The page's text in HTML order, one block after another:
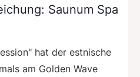
Saunum Spa
hat der estnische
am Golden Wave